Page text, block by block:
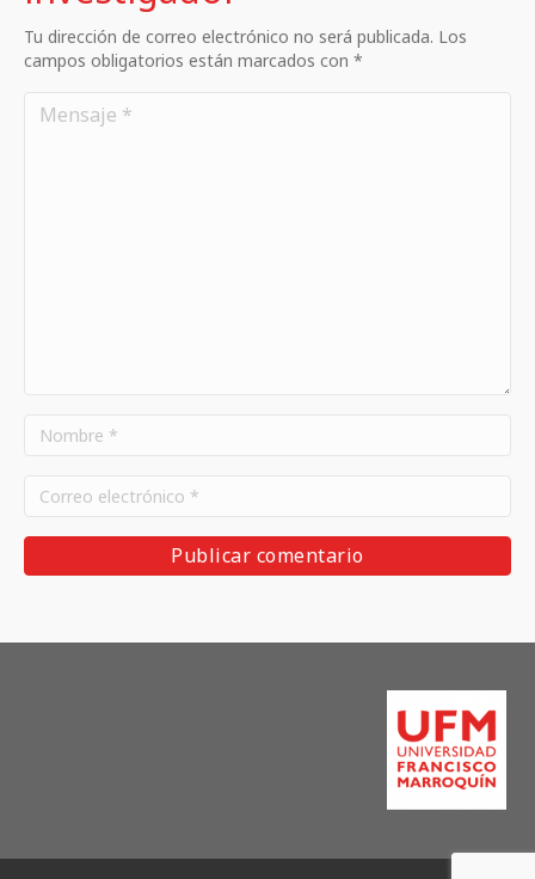
Tu dirección de correo electrónico no será publicada. Los
campos obligatorios están marcados con *